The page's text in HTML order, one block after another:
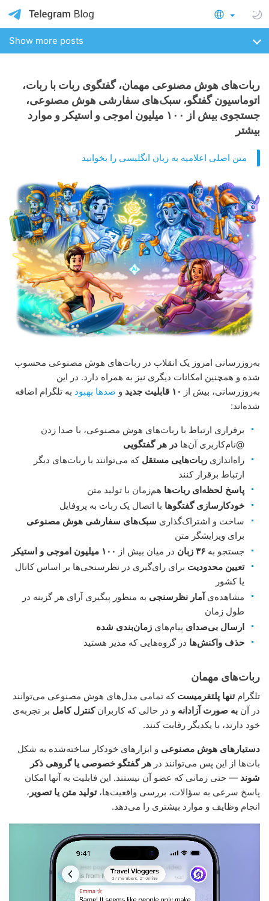
Show more posts
ربات‌های هوش مصنوعی مهمان، گفتگوی ربات با ربات،
اتوماسیون گفتگو، سبک‌های سفارشی هوش مصنوعی،
جستجوی بیش از ١۰۰ میلیون اموجی و استیکر و موارد
بیشتر
متن اصلی اعلامیه به زبان انگلیسی را بخوانید
به‌روزرسانی امروز یک انقلاب در ربات‌های هوش مصنوعی محسوب
شده و همچنین امکانات دیگری نیز به همراه دارد. در این
به‌روزرسانی، بیش از ۱۰ قابلیت جدید و صدها بهبود به تلگرام اضافه
شده‌اند:
برقراری ارتباط با ربات‌های هوش مصنوعی، با صدا زدن
@نام‌کاربری آن‌ها در هر گفتگویی
راه‌اندازی ربات‌هایی مستقل که می‌توانند با ربات‌های دیگر
ارتباط برقرار کنند
پاسخ لحظه‌ای ربات‌ها هم‌زمان با تولید متن
خودکارسازی گفتگوها با اتصال یک ربات به پروفایل
ساخت و اشتراک‌گذاری سبک‌های سفارشی هوش مصنوعی
برای ویرایشگر متن
جستجو به ۳۶ زبان در میان بیش از ١۰۰ میلیون اموجی و استیکر
تعیین محدودیت برای رای‌گیری در نظرسنجی‌ها بر اساس کانال
یا کشور
مشاهده‌ی آمار نظرسنجی به منظور پیگیری آرای هر گزینه در
طول زمان
ارسال بی‌صدای پیام‌های زمان‌بندی شده
حذف واکنش‌ها در گروه‌هایی که مدیر هستید
ربات‌های مهمان
تلگرامتنها پلتفرمیست که تمامی مدل‌های هوش مصنوعی می‌توانند
در آن به صورت آزادانه و در حالی که کاربرانکنترل کامل بر تجربه‌ی
خود دارند، با یکدیگر رقابت کنند.
دستیارهای هوش مصنوعی و ابزارهای خودکار ساخته‌شده به شکل
بات‌ها از این پس می‌توانند در هر گفتگو خصوصی یا گروهی ذکر
شوند — حتی زمانی که عضو آن نیستند. این فابلیت به آنها امکان
پاسخ سرعی به سؤالات، بررسی واقعیت‌ها،تولید متن یا تصویر ،
انجام وظایف و موارد بیشتری را می‌دهد.